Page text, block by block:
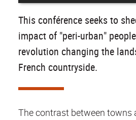
This conférence seeks to
impact of "peri-urban"
revolution changing the
French countryside.
The contrast between towns